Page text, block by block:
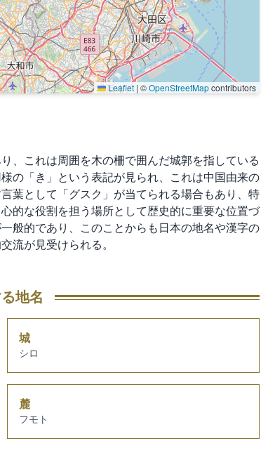
Leaflet | ©OpenStreetMapcontributors
、これは周囲を木の柵で囲んだ城郭を指している
の「き」という表記が見られ、これは中国由来の
葉として「グスク」が当てられる場合もあり、特
的な役割を担う場所として歴史的に重要な位置づ
般的であり、このことからも日本の地名や漢字の
流が見受けられる。
地名
城
シロ
麓
フモト